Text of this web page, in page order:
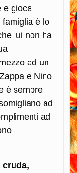
e gioca
famiglia è lo
lui non ha
ad un
e Nino
è sempre
ad
ad
i
cruda,